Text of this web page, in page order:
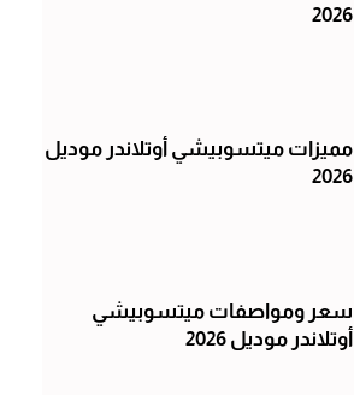
2026
مميزات ميتسوبيشي أوتلاندر موديل
2026
سعر ومواصفات ميتسوبيشي
أوتلاندر موديل 2026